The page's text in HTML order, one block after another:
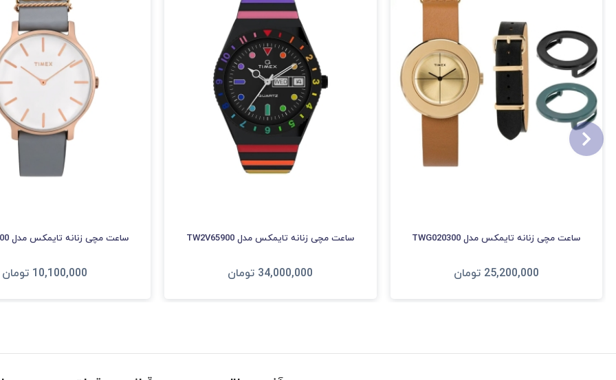
ساعت مچی زنانه تایمکس مدل TWG020300
25,200,000 تومان
ساعت مچی زنانه تایمکس مدل TW2V65900
34,000,000 تومان
ساعت مچی زنانه تایمکس مدل TW2T45400
10,100,000 تومان